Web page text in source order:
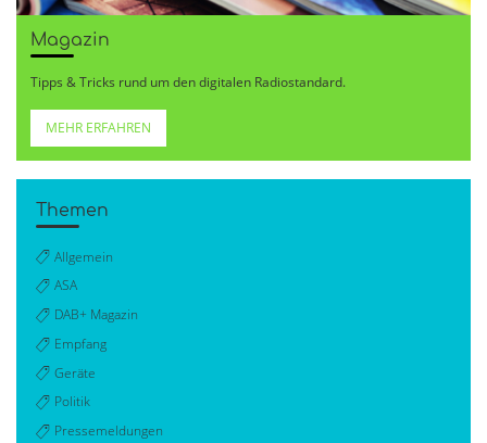
Magazin
Tipps & Tricks rund um den digitalen Radiostandard.
MEHR ERFAHREN
Themen
Allgemein
ASA
DAB+ Magazin
Empfang
Geräte
Politik
Pressemeldungen